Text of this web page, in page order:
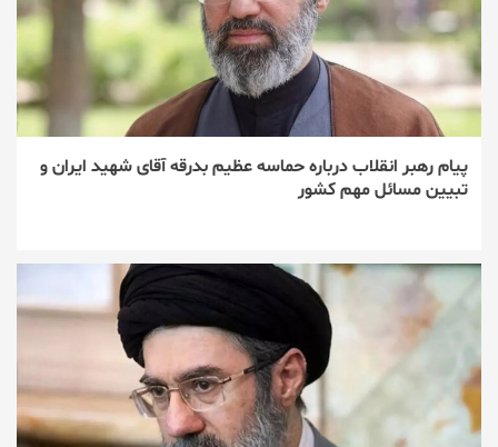
پیام رهبر انقلاب درباره حماسه عظیم بدرقه آقای شهید ایران و
تبیین مسائل مهم کشور